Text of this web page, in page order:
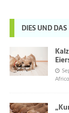
DIES UND DAS